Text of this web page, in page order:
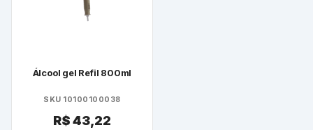
Álcool gel Refil 800ml
SKU 10100100038
R$43,22